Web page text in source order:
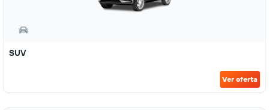
SUV
Ver oferta